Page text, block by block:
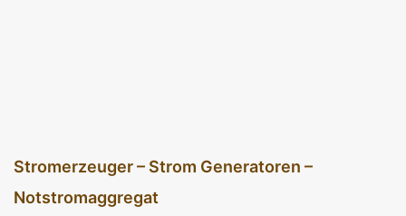
Stromerzeuger – Strom Generatoren –
Notstromaggregat